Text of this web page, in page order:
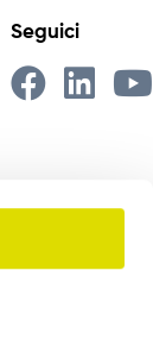
Seguici